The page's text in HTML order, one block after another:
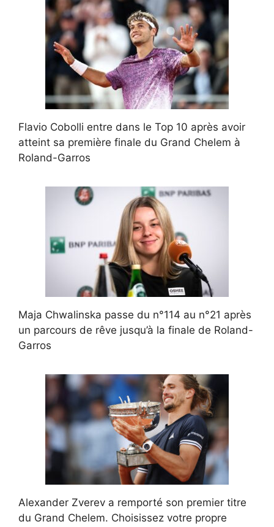
Flavio Cobolli entre dans le Top 10 après avoir
atteint sa première finale du Grand Chelem à
Roland-Garros
Maja Chwalinska passe du n°114 au n°21 après
un parcours de rêve jusqu’à la finale de Roland-
Garros
Alexander Zverev a remporté son premier titre
du Grand Chelem. Choisissez votre propre